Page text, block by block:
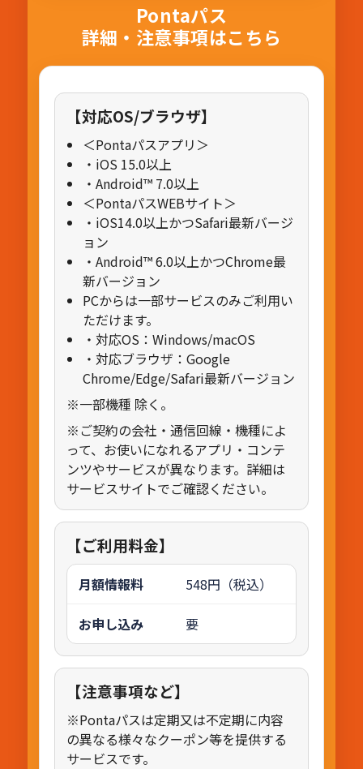
Pontaパス
詳細・注意事項はこちら
【対応OS/ブラウザ】
＜Pontaパスアプリ＞
・iOS 15.0以上
・Android™ 7.0以上
＜PontaパスWEBサイト＞
・iOS14.0以上かつSafari最新バージ
ョン
・Android™ 6.0以上かつChrome最
新バージョン
PCからは一部サービスのみご利用い
ただけます。
・対応OS：Windows/macOS
・対応ブラウザ：Google
Chrome/Edge/Safari最新バージョン
※一部機種 除く。
※ご契約の会社・通信回線・機種によ
って、お使いになれるアプリ・コンテ
ンツやサービスが異なります。詳細は
サービスサイトでご確認ください。
【ご利用料金】
月額情報料 548円（税込）
お申し込み 要
【注意事項など】
※Pontaパスは定期又は不定期に内容
の異なる様々なクーポン等を提供する
サービスです。